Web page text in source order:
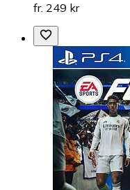
fr. 249 kr